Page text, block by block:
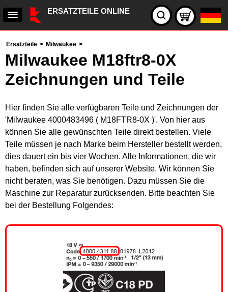
ERSATZTEILE ONLINE
Ersatzteile > Milwaukee >
Milwaukee M18ftr8-0X
Zeichnungen und Teile
Hier finden Sie alle verfügbaren Teile und Zeichnungen der
'Milwaukee 4000483496 ( M18FTR8-0X )'. Von hier aus
können Sie alle gewünschten Teile direkt bestellen. Viele
Teile müssen je nach Marke beim Hersteller bestellt werden,
dies dauert ein bis vier Wochen. Alle Informationen, die wir
haben, befinden sich auf unserer Website. Wir können Sie
nicht beraten, was Sie benötigen. Dazu müssen Sie die
Maschine zur Reparatur zurücksenden. Bitte beachten Sie
bei der Bestellung Folgendes: